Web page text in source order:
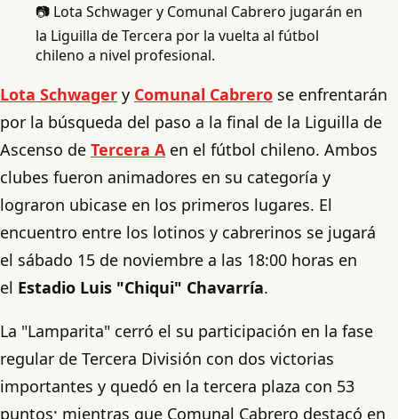
📷 Lota Schwager y Comunal Cabrero jugarán en
la Liguilla de Tercera por la vuelta al fútbol
chileno a nivel profesional.
Lota Schwager y Comunal Cabrero se enfrentarán
por la búsqueda del paso a la final de la Liguilla de
Ascenso de Tercera Aen el fútbol chileno. Ambos
clubes fueron animadores en su categoría y
lograron ubicase en los primeros lugares. El
encuentro entre los lotinos y cabrerinos se jugará
el sábado 15 de noviembre a las 18:00 horas en
el Estadio Luis "Chiqui" Chavarría.
La "Lamparita" cerró el su participación en la fase
regular de Tercera División con dos victorias
importantes y quedó en la tercera plaza con 53
puntos; mientras que Comunal Cabrero destacó en